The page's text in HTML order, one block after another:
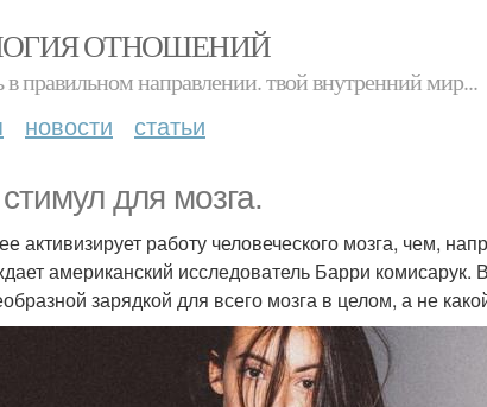
ОТНОШЕНИЙ
в правильном направлении. твой внутренний мир...
новости статьи
для мозга.
активизирует работу человеческого мозга, чем,
американский исследователь Барри комисарук.
зарядкой для всего мозга в целом, а не